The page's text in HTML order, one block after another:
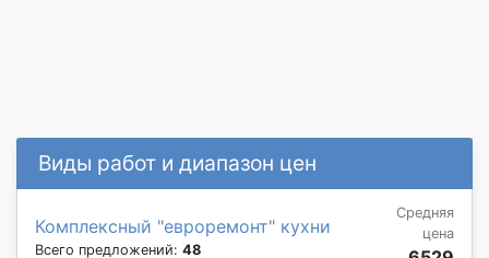
Виды работ и диапазон цен
Комплексный "евроремонт" кухни
Всего предложений: 48
Средняя
цена